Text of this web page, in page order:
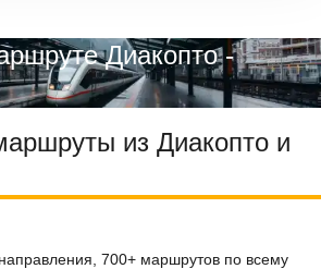
Диакопто -
из Диакопто и
700+ маршрутов по всему